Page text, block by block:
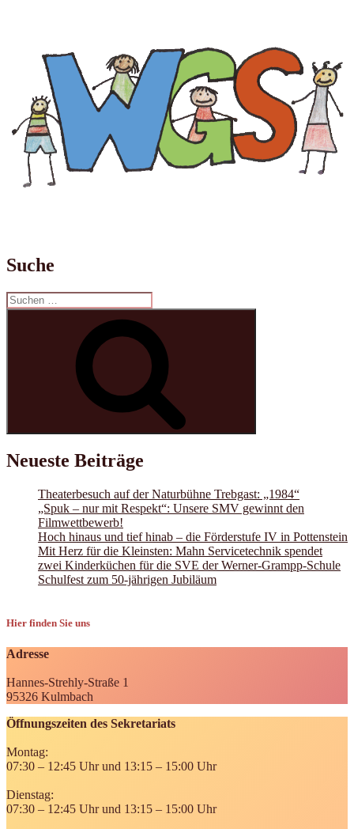
Suche
Suchen
nach:
Neueste Beiträge
Theaterbesuch auf der Naturbühne Trebgast: „1984“
„Spuk – nur mit Respekt“: Unsere SMV gewinnt den
Filmwettbewerb!
Hoch hinaus und tief hinab – die Förderstufe IV in Pottenstein
Mit Herz für die Kleinsten: Mahn Servicetechnik spendet
zwei Kinderküchen für die SVE der Werner-Grampp-Schule
Schulfest zum 50-jährigen Jubiläum
Hier finden Sie uns
Adresse
Hannes-Strehly-Straße 1
95326 Kulmbach
Öffnungszeiten des Sekretariats
Montag:
07:30 – 12:45 Uhr und 13:15 – 15:00 Uhr
Dienstag:
07:30 – 12:45 Uhr und 13:15 – 15:00 Uhr